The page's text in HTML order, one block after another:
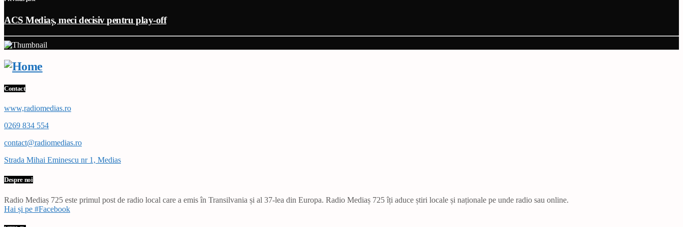
ACS Mediaș, meci decisiv pentru play-off
Contact
www,radiomedias.ro
0269 834 554
contact@radiomedias.ro
Strada Mihai Eminescu nr 1, Medias
Despre noi
Radio Mediaș 725 este primul post de radio local care a emis în Transilvania și al 37-lea din Europa. Radio Mediaș 725 îți aduce știri locale și naționale pe unde radio sau online.
Hai și pe #Facebook